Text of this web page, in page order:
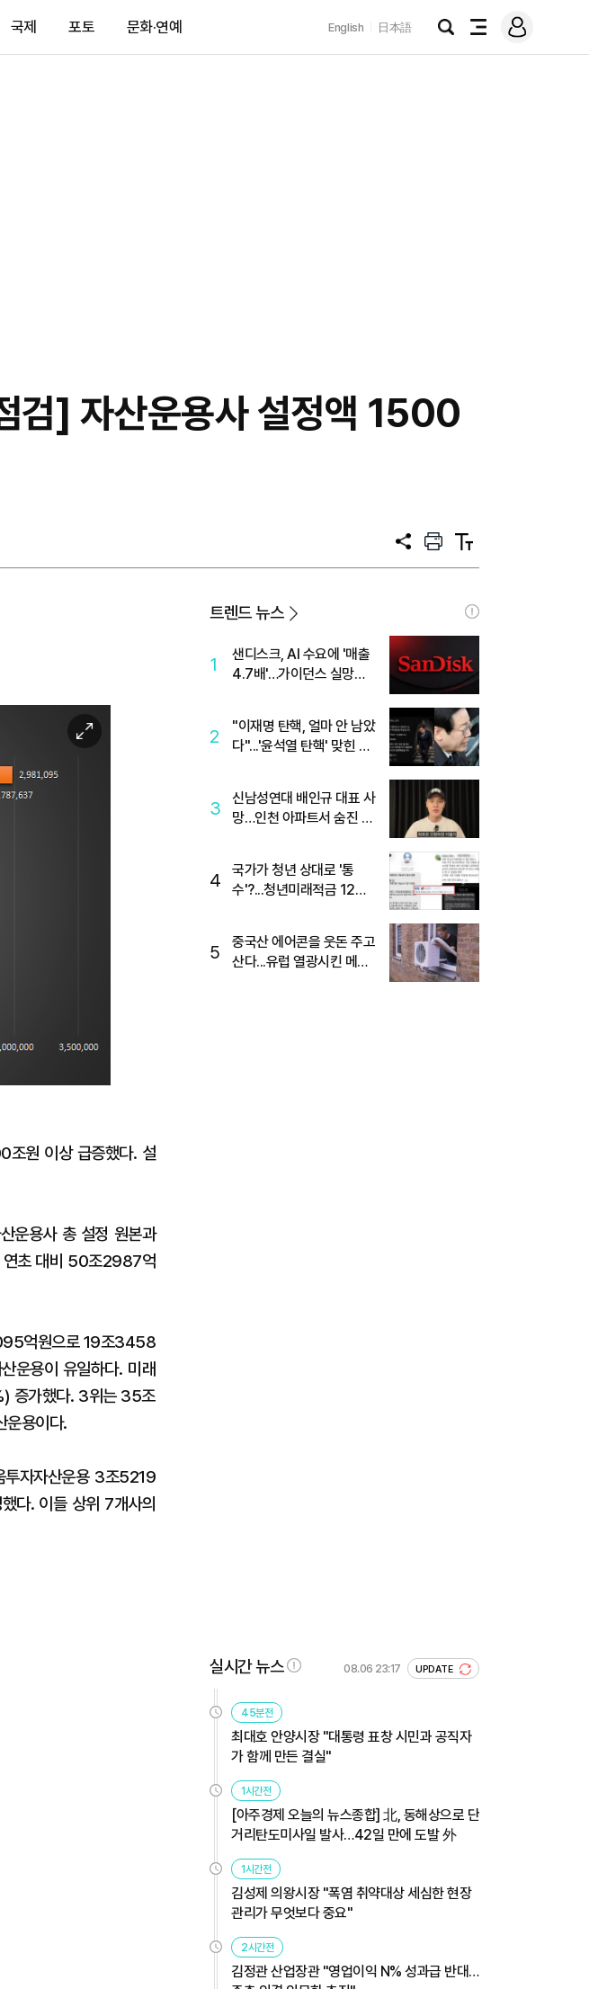
국제 포토 문화·연예 English 日本語
검
전
메
그
검] 자산운용사 설정액 1500
공
프
트
텍
트
미
조원 이상 급증했다. 설
운용사 총 설정 원본과
연초 대비 50조2987억
억원으로 19조3458
운용이 유일하다. 미래
증가했다. 3위는 35조
용이다.
자자산운용 3조5219
다. 이들 상위 7개사의
트렌드 뉴스
1
샌디스크, AI 수요에 '매출
4.7배'…가이던스 실망에
2
"이재명 탄핵, 얼마 안 남았
다"...'윤석열 탄핵' 맞힌 무
3
신남성연대 배인규 대표 사
망…인천 아파트서 숨진 채
4
국가가 청년 상대로 '통
수'?...청년미래적금 12%
5
중국산 에어콘을 웃돈 주고
산다...유럽 열광시킨 메이
실시간 뉴스 08.06 23:17 UPDATE
45분전
최대호 안양시장 "대통령 표창 시민과 공직자
가 함께 만든 결실"
1시간전
[아주경제 오늘의 뉴스종합] 北, 동해상으로 단
거리탄도미사일 발사…42일 만에 도발 外
1시간전
김성제 의왕시장 "폭염 취약대상 세심한 현장
관리가 무엇보다 중요"
2시간전
김정관 산업장관 "영업이익 N% 성과급 반대…